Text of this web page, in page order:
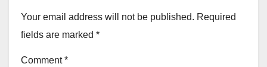
Your email address will not be published. Required
fields are marked *
Comment*